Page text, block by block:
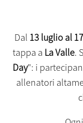
Dal 13 luglio al
tappa a La Valle.
Day": i
allenatori